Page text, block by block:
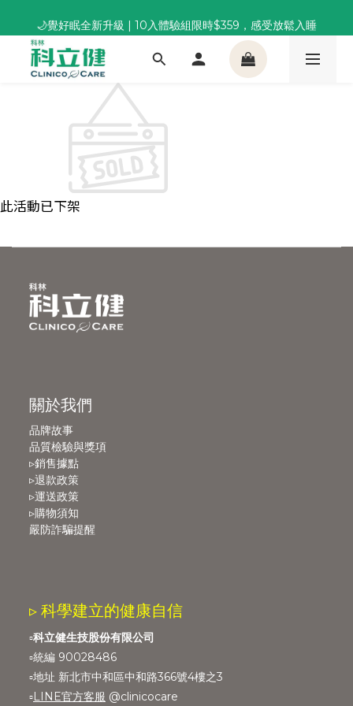
董事長推薦保養組合｜體驗價 $1,800 起，最高享 6 折
🌙覺好眠全新升級 | 10入體驗組限時$359，感受放鬆入睡
董事長推薦保養組合｜體驗價 $1,800 起，最高享 6 折
此活動已下架
關於我們
品牌故事
品質檢驗與獎項
▹銷售據點
▹退款政策
▹運送政策
▹購物須知
嚴防詐騙提醒
▹ 科學建立的健康自信
▫️科立健生技股份有限公司
▫️統編 90028486
▫️地址 新北市中和區中和路366號4樓之3
▫️LINE官方客服 @clinicocare